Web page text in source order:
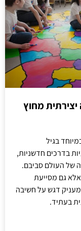
יצירתית מחוץ
בגיל
בדרכים חדשניות,
של העולם סביבם.
גם מסייעת
דגש על חשיבה
בעתיד.